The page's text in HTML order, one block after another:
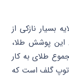
بسیار نازکی از
است. این پوشش طلا،
طلای به کار
وزن یک توپ گلف است که